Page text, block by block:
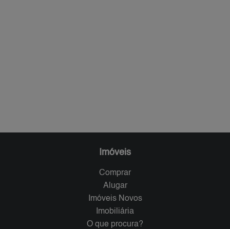
Imóveis
Comprar
Alugar
Imóveis Novos
Imobiliária
O que procura?